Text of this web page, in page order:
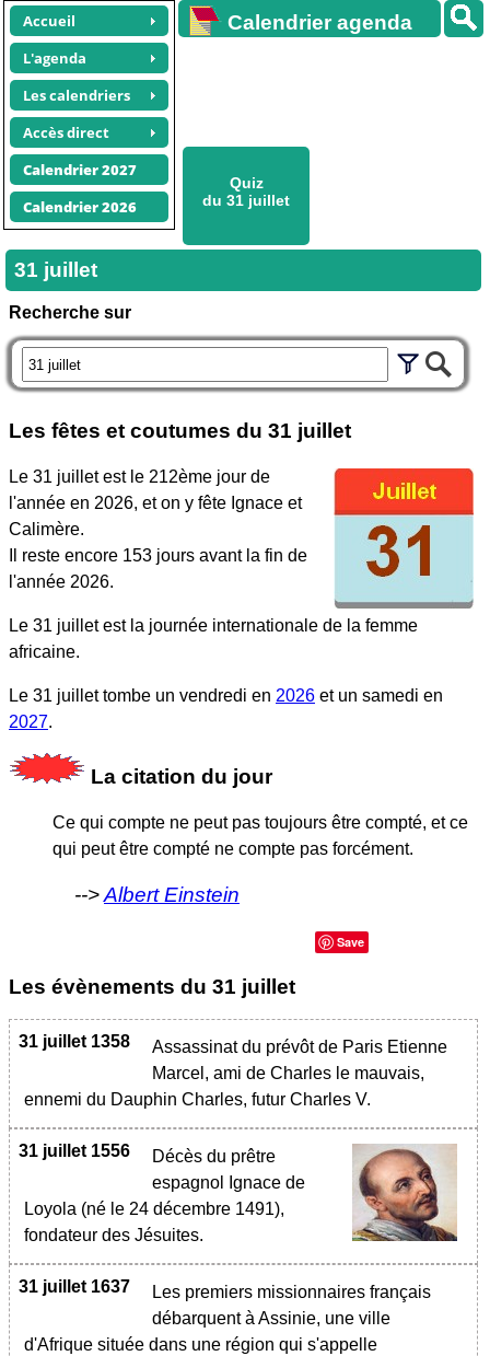
Accueil
L'agenda
Les calendriers
Accès direct
Calendrier 2027
Calendrier 2026
Calendrier agenda
Quiz
du 31 juillet
31 juillet
Recherche sur
Les fêtes et coutumes du 31 juillet
Le 31 juillet est le 212ème jour de
l'année en 2026, et on y fête Ignace et
Calimère.
Il reste encore 153 jours avant la fin de
l'année 2026.
Le 31 juillet est la journée internationale de la femme
africaine.
Le 31 juillet tombe un vendredi en 2026 et un samedi en
2027.
La citation du jour
Ce qui compte ne peut pas toujours être compté, et ce
qui peut être compté ne compte pas forcément.
Albert Einstein
Save
Les évènements du 31 juillet
31 juillet 1358
Assassinat du prévôt de Paris Etienne
Marcel, ami de Charles le mauvais,
ennemi du Dauphin Charles, futur Charles V.
31 juillet 1556
Décès du prêtre
espagnol Ignace de
Loyola (né le 24 décembre 1491),
fondateur des Jésuites.
31 juillet 1637
Les premiers missionnaires français
débarquent à Assinie, une ville
d'Afrique située dans une région qui s'appelle